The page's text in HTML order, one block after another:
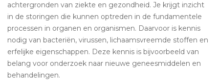
achtergronden van ziekte en gezondheid. Je krijgt inzicht
in de storingen die kunnen optreden in de fundamentele
processen in organen en organismen. Daarvoor is kennis
nodig van bacteriën, virussen, lichaamsvreemde stoffen en
erfelijke eigenschappen. Deze kennis is bijvoorbeeld van
belang voor onderzoek naar nieuwe geneesmiddelen en
behandelingen.